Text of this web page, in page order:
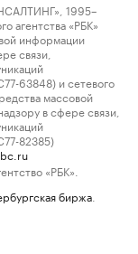
1995–
агентства «РБК»
информации
связи,
63848) и сетевого
массовой
в сфере связи,
82385)
«РБК».
биржа